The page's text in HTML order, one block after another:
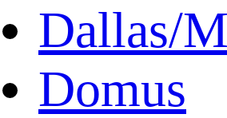
Dallas/
Domus